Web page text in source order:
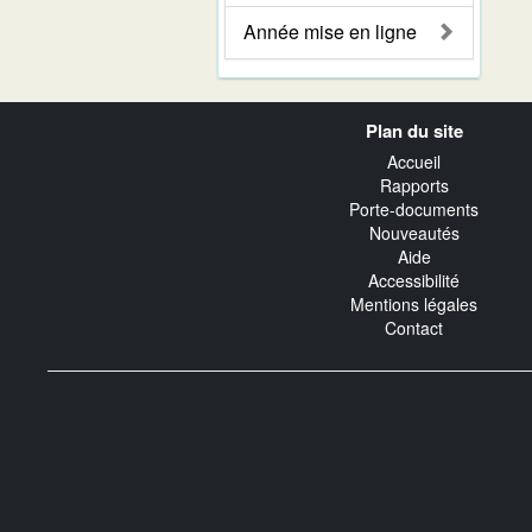
Année mise en ligne
Plan du site
Accueil
Rapports
Porte-documents
Nouveautés
Aide
Accessibilité
Mentions légales
Contact